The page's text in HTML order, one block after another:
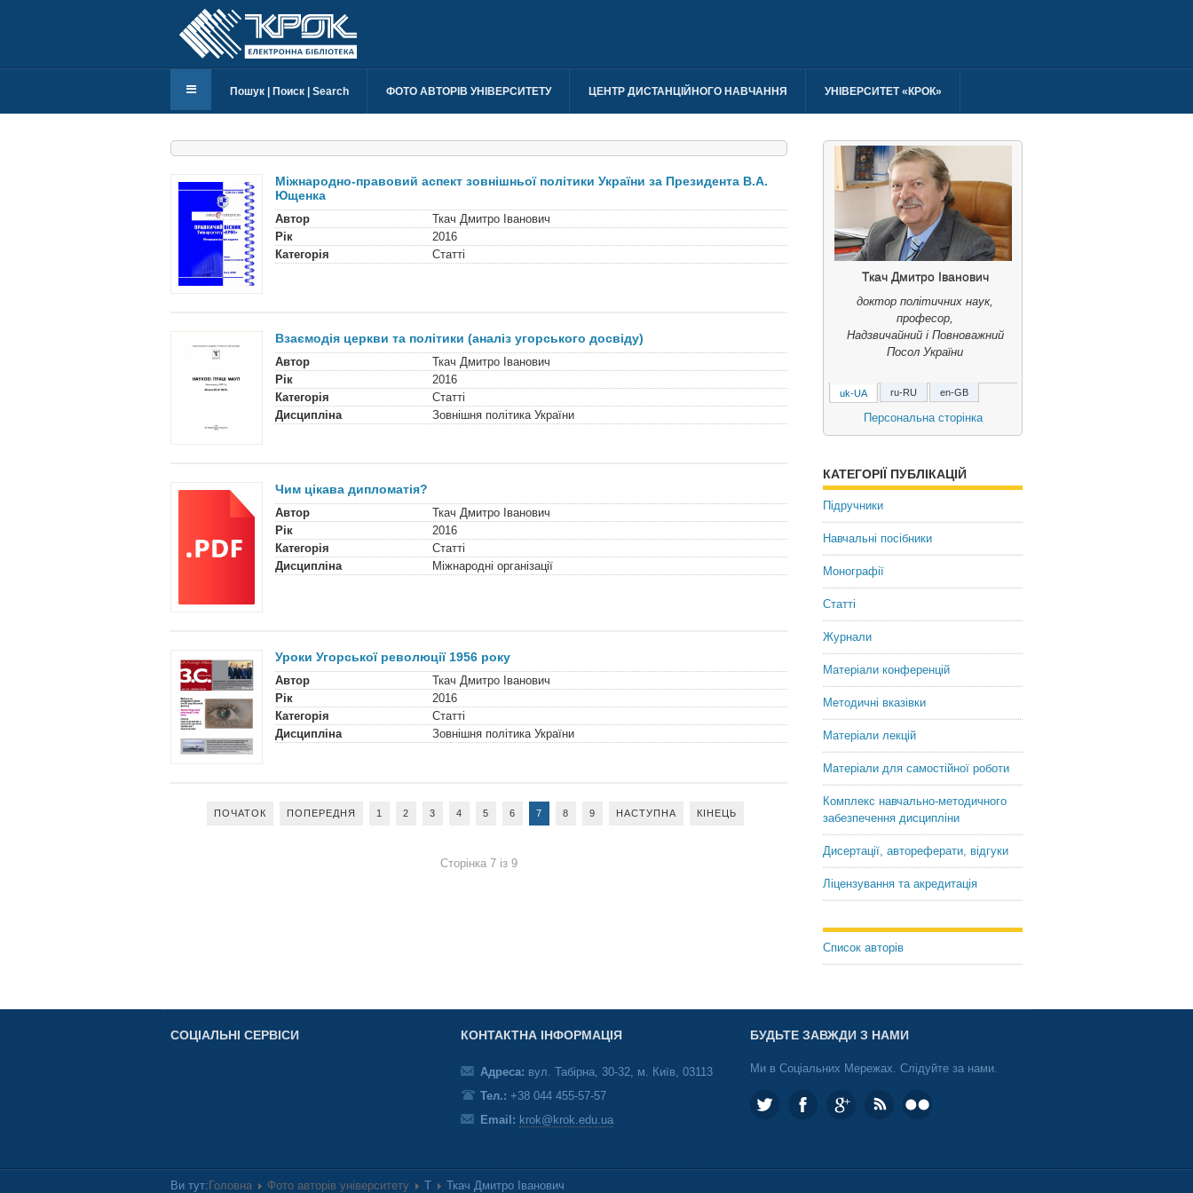
Пошук | Поиск | Search ФОТО АВТОРІВ УНІВЕРСИТЕТУ ЦЕНТР ДИСТАНЦІЙНОГО НАВЧАННЯ УНІВЕРСИТЕТ «КРОК»
Міжнародно-правовий аспект зовнішньої політики України за Президента В.А.
Ющенка
Автор
Ткач Дмитро Іванович
Рік
2016
Категорія
Статті
Взаємодія церкви та політики (аналіз угорського досвіду)
Автор
Ткач Дмитро Іванович
Рік
2016
Категорія
Статті
Дисципліна
Зовнішня політика України
Чим цікава дипломатія?
Автор
Ткач Дмитро Іванович
Рік
2016
Категорія
Статті
Дисципліна
Міжнародні організації
Уроки Угорської революції 1956 року
Автор
Ткач Дмитро Іванович
Рік
2016
Категорія
Статті
Дисципліна
Зовнішня політика України
ПОЧАТОК ПОПЕРЕДНЯ 1 2 3 4 5 6 7 8 9 НАСТУПНА КІНЕЦЬ
Сторінка 7 із 9
Ткач Дмитро Іванович
доктор політичних наук,
професор,
Надзвичайний і Повноважний
Посол України
Ткач Дмитрий Иванович
доктор политических наук,
профессор,
Полномочный Посол Украины
Dmytro Tkach
Doctor of Political Sciences,
Ambassador Extraordinary and
uk-UA ru-RU en-GB
Персональна сторінка
КАТЕГОРІЇ ПУБЛІКАЦІЙ
Підручники
Навчальні посібники
Монографії
Статті
Журнали
Матеріали конференцій
Методичні вказівки
Матеріали лекцій
Матеріали для самостійної роботи
Комплекс навчально-методичного
забезпечення дисципліни
Дисертації, автореферати, відгуки
Ліцензування та акредитація
Список авторів
СОЦІАЛЬНІ СЕРВІСИ КОНТАКТНА ІНФОРМАЦІЯ
Адреса: вул. Табірна, 30-32, м. Київ, 03113
Тел.: +38 044 455-57-57
Email: krok@krok.edu.ua
БУДЬТЕ ЗАВЖДИ З НАМИ
Ми в Соціальних Мережах. Слідуйте за нами.
Ви тут: Головна Фото авторів університету Т Ткач Дмитро Іванович